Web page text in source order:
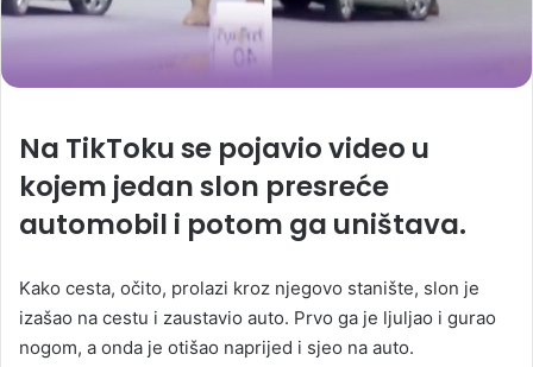
Na TikToku se pojavio video u
kojem jedan slon presreće
automobil i potom ga uništava.
Kako cesta, očito, prolazi kroz njegovo stanište, slon je
izašao na cestu i zaustavio auto. Prvo ga je ljuljao i gurao
nogom, a onda je otišao naprijed i sjeo na auto.